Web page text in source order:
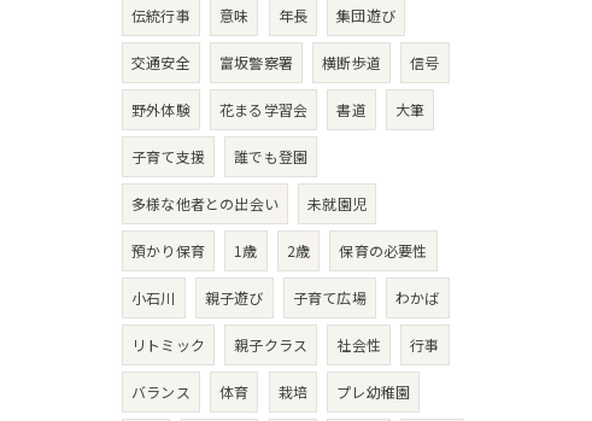
伝統行事 意味 年長 集団遊び
交通安全 富坂警察署 横断歩道 信号
野外体験 花まる学習会 書道 大筆
子育て支援 誰でも登園
多様な他者との出会い 未就園児
預かり保育 1歳 2歳 保育の必要性
小石川 親子遊び 子育て広場 わかば
リトミック 親子クラス 社会性 行事
バランス 体育 栽培 プレ幼稚園